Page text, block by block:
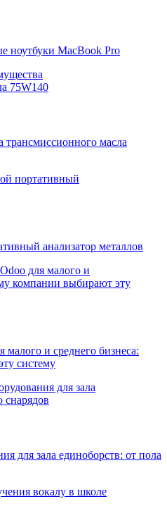
ноутбуки MacBook Pro
масла
анализатор металлов
и среднего бизнеса:
систему
для зала единоборств: от пола